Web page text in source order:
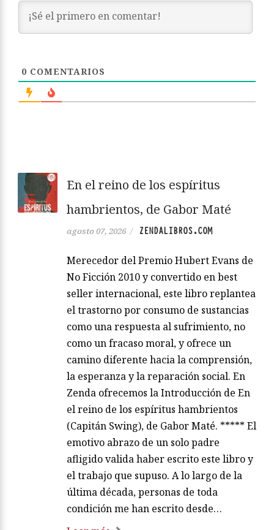
0 COMENTARIOS
En el reino de los espíritus
hambrientos, de Gabor Maté
agosto 07, 2026 / ZENDALIBROS.COM
Merecedor del Premio Hubert Evans de
No Ficción 2010 y convertido en best
seller internacional, este libro replantea
el trastorno por consumo de sustancias
como una respuesta al sufrimiento, no
como un fracaso moral, y ofrece un
camino diferente hacia la comprensión,
la esperanza y la reparación social. En
Zenda ofrecemos la Introducción de En
el reino de los espíritus hambrientos
(Capitán Swing), de Gabor Maté. ***** El
emotivo abrazo de un solo padre
afligido valida haber escrito este libro y
el trabajo que supuso. A lo largo de la
última década, personas de toda
condición me han escrito desde…